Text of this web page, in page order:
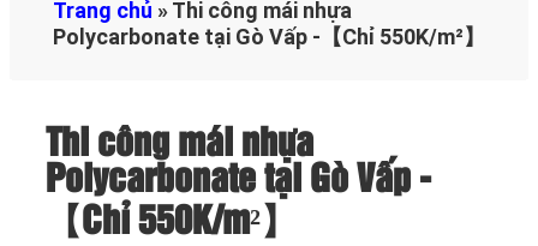
Trang chủ »Thi công mái nhựa
Polycarbonate tại Gò Vấp -【Chỉ 550K/m²】
Thi công mái nhựa
Polycarbonate tại Gò Vấp -
【Chỉ 550K/m²】